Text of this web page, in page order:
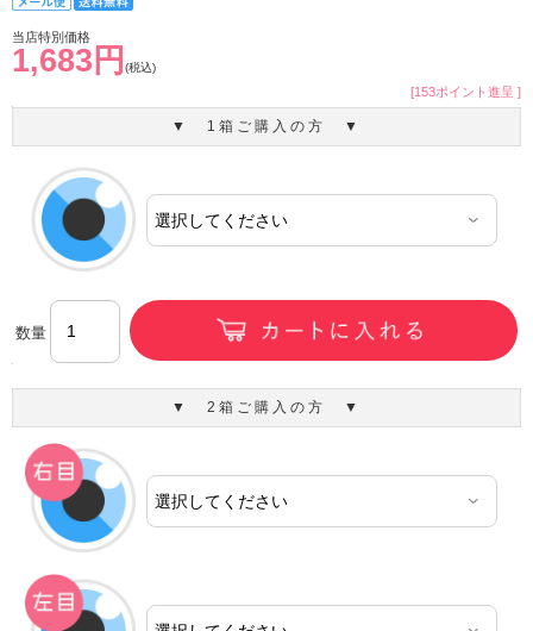
当店特別価格
1,683円 (税込)
[153ポイント進呈 ]
▼ 1箱ご購入の方 ▼
数量
▼ 2箱ご購入の方 ▼